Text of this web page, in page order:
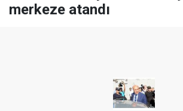
merkeze atandı